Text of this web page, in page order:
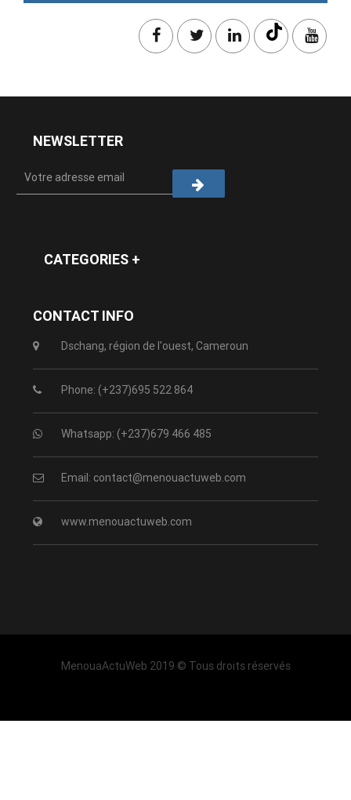
NEWSLETTER
CATEGORIES +
CONTACT INFO
Dschang, région de l'ouest, Cameroun
Phone: (+237)695 522 864
Whatsapp: (+237)679 466 485
Email: contact@menouactuweb.com
www.menouactuweb.com
MenouaActuWeb 2019 © Tous droits réservés